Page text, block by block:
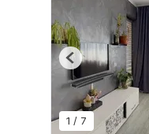
1 / 7
Previous